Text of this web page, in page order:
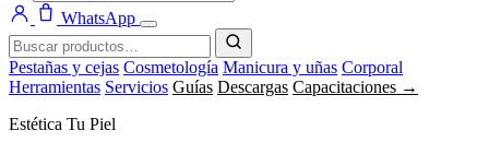
WhatsApp
Pestañas y cejas Cosmetología Manicura y uñas Corporal
Herramientas Servicios Guías Descargas Capacitaciones →
Estética Tu Piel